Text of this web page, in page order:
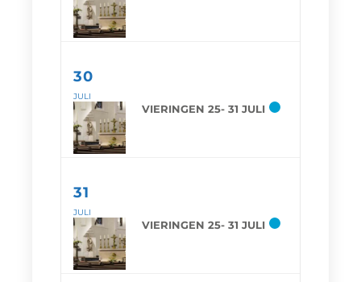
30
JULI
VIERINGEN 25- 31 JULI
31
JULI
VIERINGEN 25- 31 JULI